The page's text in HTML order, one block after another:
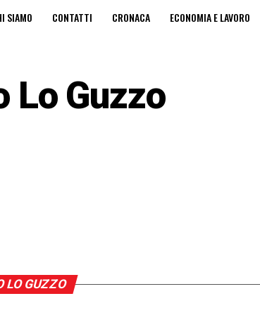
SIAMO CONTATTI CRONACA ECONOMIA E LAVORO
Lo Guzzo
LO GUZZO